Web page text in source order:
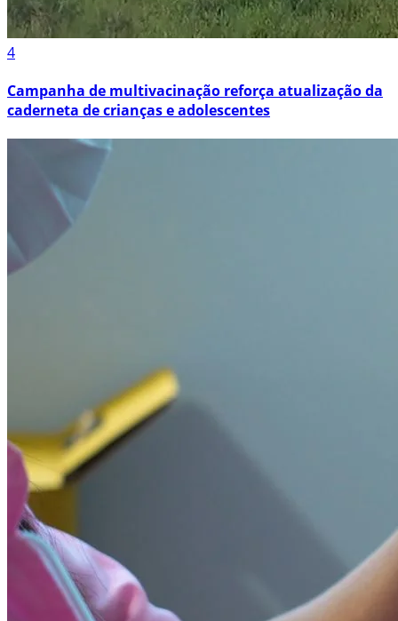
4
Campanha de multivacinação reforça atualização da
caderneta de crianças e adolescentes